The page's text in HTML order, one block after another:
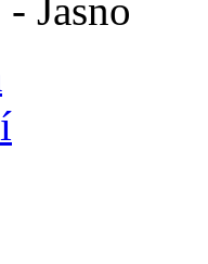
Jasno